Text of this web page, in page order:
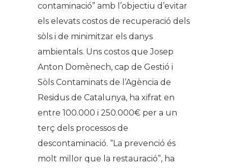
contaminació” amb l’objectiu d’evitar
els elevats costos de recuperació dels
sòls i de minimitzar els danys
ambientals. Uns costos que Josep
Anton Domènech, cap de Gestió i
Sòls Contaminats de l’Agència de
Residus de Catalunya, ha xifrat en
entre 100.000 i 250.000€ per a un
terç dels processos de
descontaminació. “La prevenció és
molt millor que la restauració”, ha